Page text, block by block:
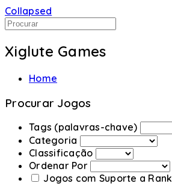
Collapsed
Xiglute Games
Home
Procurar Jogos
Tags (palavras-chave)
Categoria
Classificação
Ordenar Por
Jogos com Suporte a Rank